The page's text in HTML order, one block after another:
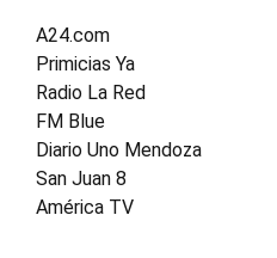
A24.com
Primicias Ya
Radio La Red
FM Blue
Diario Uno Mendoza
San Juan 8
América TV